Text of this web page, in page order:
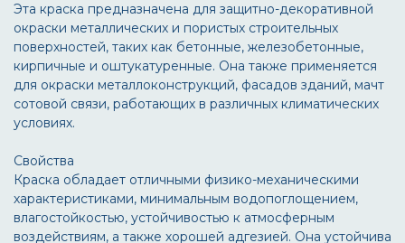
Эта краска предназначена для защитно-декоративной
окраски металлических и пористых строительных
поверхностей, таких как бетонные, железобетонные,
кирпичные и оштукатуренные. Она также применяется
для окраски металлоконструкций, фасадов зданий, мачт
сотовой связи, работающих в различных климатических
условиях.
Свойства
Краска обладает отличными физико-механическими
характеристиками, минимальным водопоглощением,
влагостойкостью, устойчивостью к атмосферным
воздействиям, а также хорошей адгезией. Она устойчива